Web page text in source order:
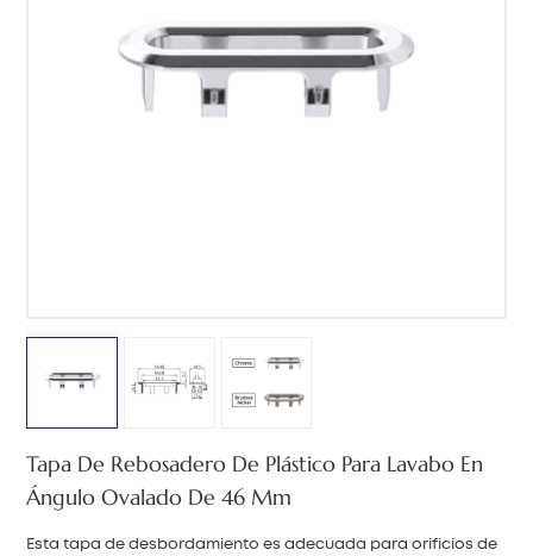
中文
Tapa De Rebosadero De Plástico Para Lavabo En
Ángulo Ovalado De 46 Mm
Esta tapa de desbordamiento es adecuada para orificios de